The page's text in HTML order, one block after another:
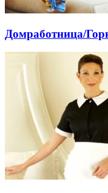
Домработница/